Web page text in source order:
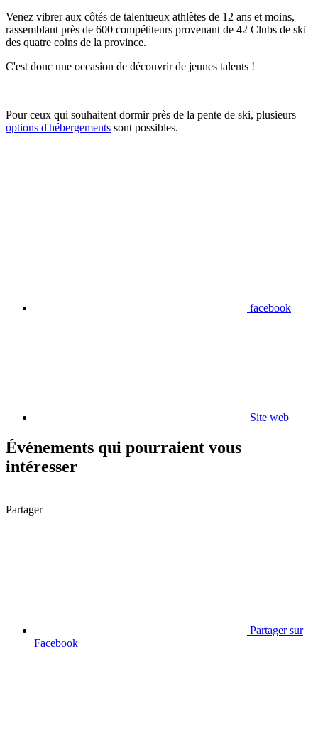
Venez vibrer aux côtés de talentueux athlètes de 12 ans et moins,
rassemblant près de 600 compétiteurs provenant de 42 Clubs de ski
des quatre coins de la province.
C'est donc une occasion de découvrir de jeunes talents !
Pour ceux qui souhaitent dormir près de la pente de ski, plusieurs
options d'hébergements sont possibles.
facebook
Site web
Événements qui pourraient vous
intéresser
Partager
Partager sur
Facebook